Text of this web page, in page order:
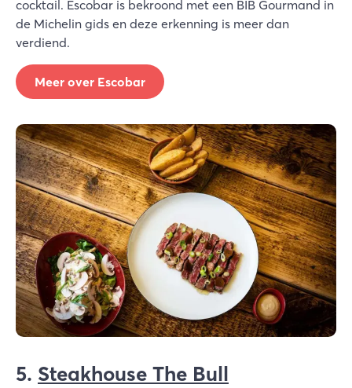
cocktail. Escobar is bekroond met een BIB Gourmand in
de Michelin gids en deze erkenning is meer dan
verdiend.
Meer over Escobar
5. Steakhouse The Bull